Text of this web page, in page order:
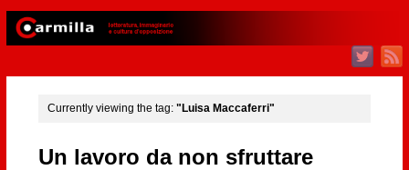
Currently viewing the tag: "Luisa Maccaferri"
Un lavoro da non sfruttare